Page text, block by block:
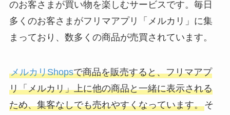
のお客さまが買い物を楽しむサービスです。毎日
多くのお客さまがフリマアプリ「メルカリ」に集
まっており、数多くの商品が売買されています。
メルカリShopsで商品を販売すると、フリマアプ
リ「メルカリ」上に他の商品と一緒に表示される
ため、集客なしでも売れやすくなっています。そ